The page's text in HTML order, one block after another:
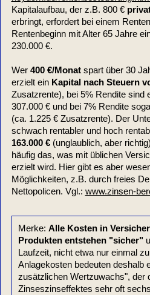
Kapitalaufbau, der z.B. 800 €
erbringt, erfordert bei einem
Rentenbeginn mit Alter 65 Jahre
230.000 €.
Wer 400 €/Monatspart über 30
erzielt ein Kapital nach Steuern
Zusatzrente), bei 5% Rendite sind
307.000 € und bei 7% Rendite
(ca. 1.225 € Zusatzrente). Der
schwach rentabler und hoch
163.000 €(unglaublich, aber
häufig das, was mit üblichen
erzielt wird. Hier gibt es aber
Möglichkeiten, z.B. durch freies
Nettopolicen. Vgl.: www.zinsen-
Merke: Alle Kosten in
Produkten entstehen "sicher"
Laufzeit, nicht etwa nur einmal
Anlagekosten bedeuten deshalb
zusätzlichen Wertzuwachs", der
Zinseszinseffektes sehr oft